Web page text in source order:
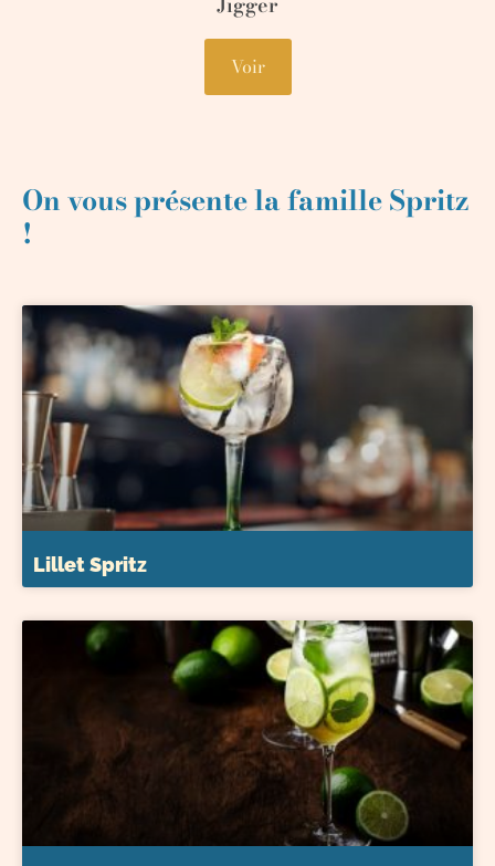
Voir
On vous présente la famille Spritz
!
Lillet Spritz